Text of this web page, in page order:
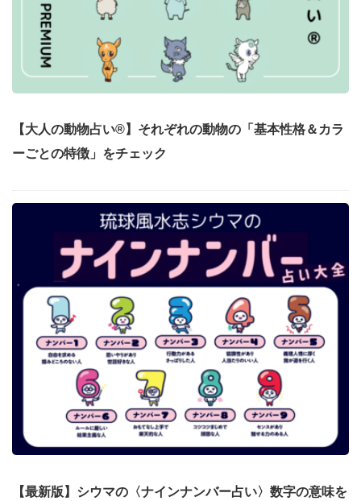
【大人の動物占い®】それぞれの動物の「基本性格＆カラ
ーごとの特徴」をチェック
【最新版】シウマの〈ナインナンバー占い〉数字の意味を